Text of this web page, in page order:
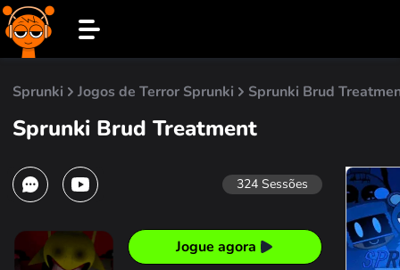
Sprunki Jogos de Terror Sprunki Sprunki Brud
Sprunki Brud Treatment
324 Sessões
Jogue agora